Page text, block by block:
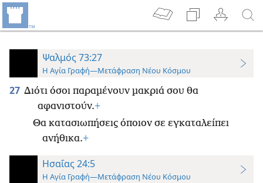
Ψαλμός 73:27
Η Αγία Γραφή—Μετάφραση Νέου Κόσμου
27 Διότι όσοι παραμένουν μακριά σου θα
αφανιστούν.+
Θα κατασιωπήσεις όποιον σε εγκαταλείπει
ανήθικα.+
Ησαΐας 24:5
Η Αγία Γραφή—Μετάφραση Νέου Κόσμου